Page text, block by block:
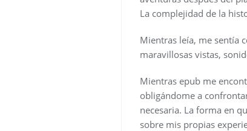
La complejidad de la
Mientras leía, me sentía
maravillosas vistas,
Mientras epub me
obligándome a
necesaria. La forma en
sobre mis propias